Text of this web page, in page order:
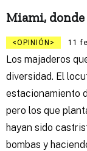
Miami,
OPINIÓN 11
Los majaderos
diversidad. El
estacionamiento
pero los que
hayan sido
bombas y